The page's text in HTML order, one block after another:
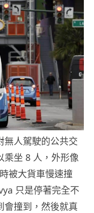
無人駕駛的公共交
乘坐 8 人，外形像
被大貨車慢速撞
只是停著完全不
會撞到，然後就真